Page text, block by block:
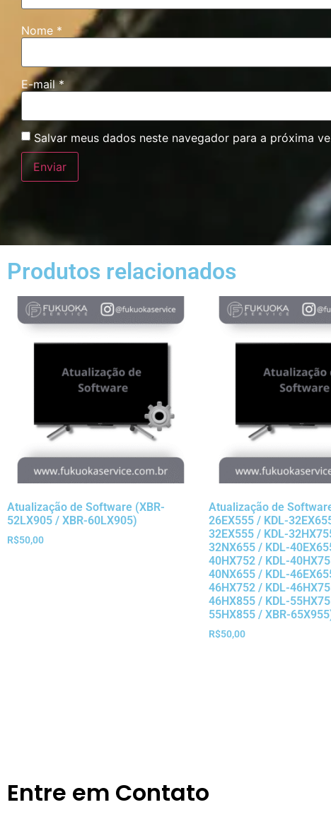
Nome *
E-mail*
Salvar meus dados neste navegador para a próxima
Produtos relacionados
Atualização de Software (XBR-
52LX905 / XBR-60LX905)
R$50,00
Atualização de
26EX555 / KDL-
32EX555 / KDL-
32NX655 / KDL-
40HX752 / KDL-
40NX655 / KDL-
46HX752 / KDL-
46HX855 / KDL-
55HX855 / XBR-
R$50,00
Entre em Contato